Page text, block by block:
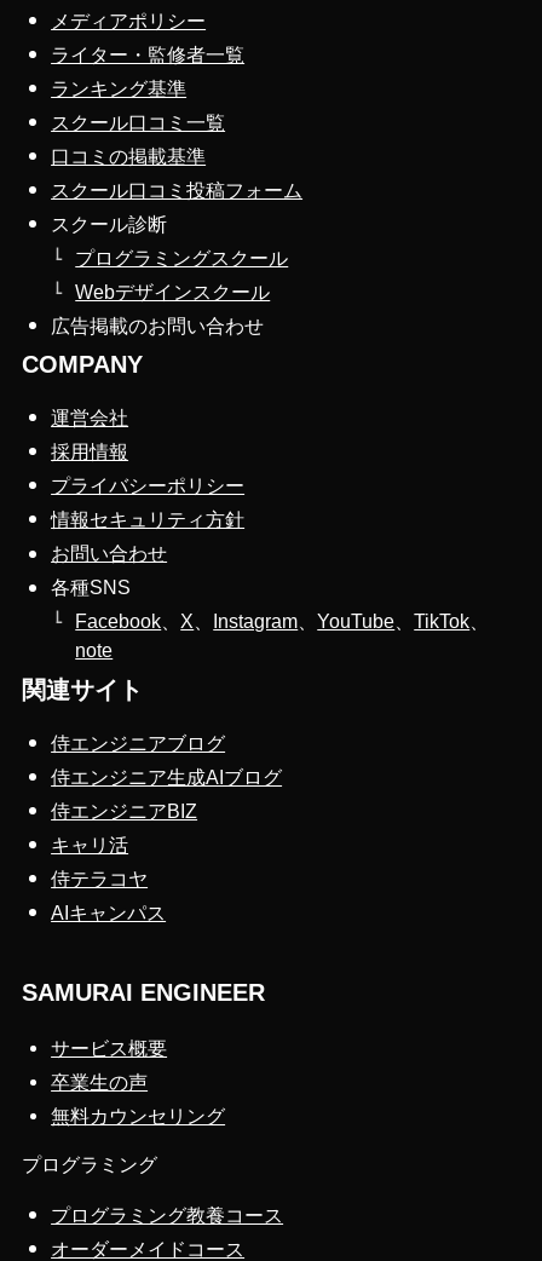
メディアポリシー
ライター・監修者一覧
ランキング基準
スクール口コミ一覧
口コミの掲載基準
スクール口コミ投稿フォーム
スクール診断
プログラミングスクール
Webデザインスクール
広告掲載のお問い合わせ
COMPANY
運営会社
採用情報
プライバシーポリシー
情報セキュリティ方針
お問い合わせ
各種SNS
Facebook
X Instagram 、YouTube 、TikTok
note
関連サイト
侍エンジニアブログ
侍エンジニア生成AIブログ
侍エンジニアBIZ
キャリ活
侍テラコヤ
AIキャンパス
SAMURAI ENGINEER
サービス概要
卒業生の声
無料カウンセリング
プログラミング
プログラミング教養コース
オーダーメイドコース